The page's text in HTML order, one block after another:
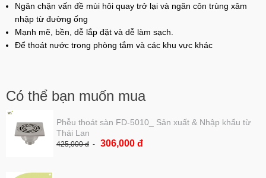
Ngăn chặn vấn đề mùi hôi quay trở lại và ngăn côn trùng xâm
nhập từ đường ống
Mạnh mẽ, bền, dễ lắp đặt và dễ làm sạch.
Để thoát nước trong phòng tắm và các khu vực khác
Có thể bạn muốn mua
Phễu thoát sàn FD-5010_ Sản xuất & Nhập khẩu từ
Thái Lan
425,000 đ 306,000 đ